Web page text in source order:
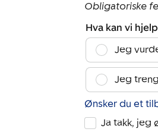
Obligatoriske
Hva kan vi
Jeg
Jeg
Ønsker du et
Ja takk, jeg